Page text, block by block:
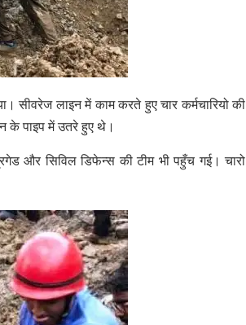
सीवरेज लाइन में काम करते हुए चार कर्मचारियो की
के पाइप में उतरे हुए थे।
और सिविल डिफेन्स की टीम भी पहुँच गई। चारो